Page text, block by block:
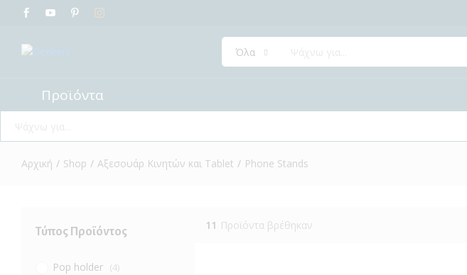
Όλα
Προϊόντα
Αρχική / Shop / Αξεσουάρ Κινητών και Tablet / Phone Stands
11 Προϊόντα βρέθηκαν
Τύπος Προϊόντος
Pop holder (4)